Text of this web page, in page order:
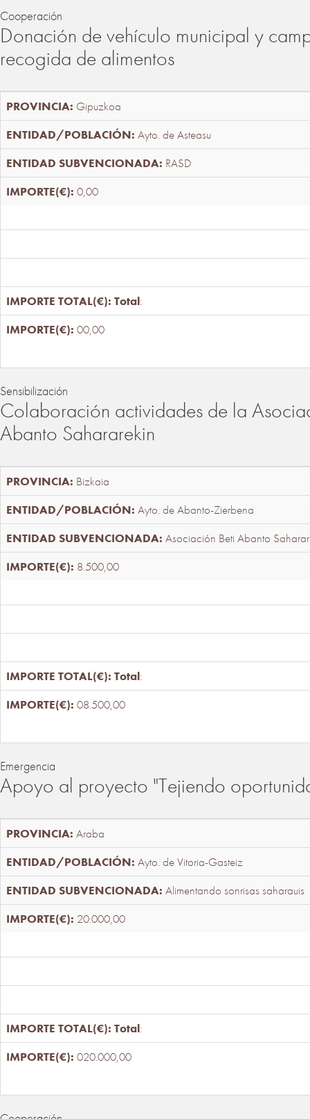
Cooperación
Donación de vehículo municipal y
recogida de alimentos
Gipuzkoa
Ayto. de Asteasu
RASD
0,00
Total:
00,00
Sensibilización
Colaboración actividades de la
Abanto Sahararekin
Bizkaia
Ayto. de Abanto-Zierbena
Asociación Beti Abanto
8.500,00
Total:
08.500,00
Emergencia
Apoyo al proyecto "Tejiendo
Araba
Ayto. de Vitoria-Gasteiz
Alimentando sonrisas saharauis
20.000,00
Total:
020.000,00